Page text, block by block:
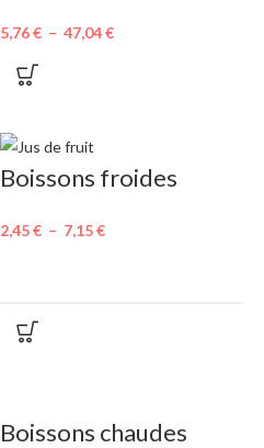
5,76€ – 47,04€
Boissons froides
2,45€ – 7,15€
Boissons chaudes